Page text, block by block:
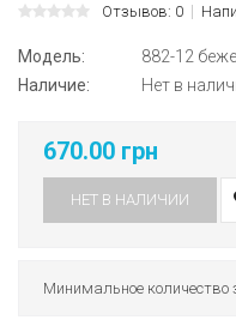
Отзывов: 0
Модель:
882-12
Наличие:
Нет в
670.00 грн
НЕТ В НАЛИЧИИ
Минимальное количество